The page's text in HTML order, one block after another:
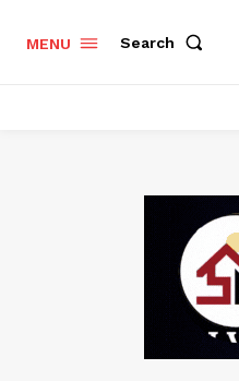
MENU Search